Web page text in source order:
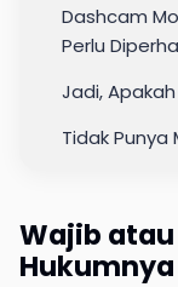
Dashcam
Perlu
Jadi,
Tidak Punya
Wajib atau